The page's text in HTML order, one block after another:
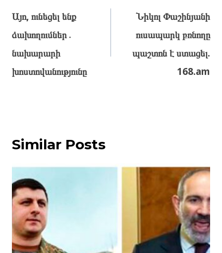
Այո, ունեցել ենք
ձախողումներ․
նախարարի
խոստովանությունը
Նիկոլ Փաշինյանի
ուսապարկ բռնողը
պաշտոն է ստացել.
168.am
Similar Posts